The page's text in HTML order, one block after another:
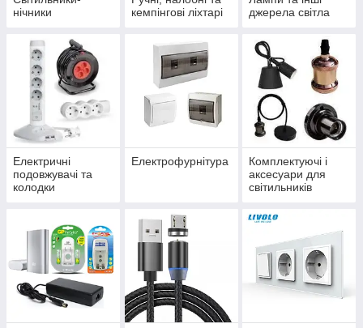
нічники
кемпінгові ліхтарі
джерела світла
Електричні
подовжувачі та
колодки
Електрофурнітура
Комплектуючі і
аксесуари для
світильників